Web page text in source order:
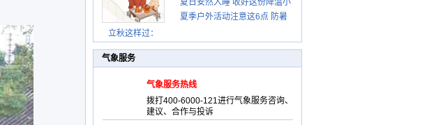
立秋这样过：
这些前兆要知道
夏日安然入睡 收好这份降温小
贴士
夏季户外活动注意这6点 防暑
气象服务
气象服务热线
拨打400-6000-121进行气象服务咨询、
建议、合作与投诉